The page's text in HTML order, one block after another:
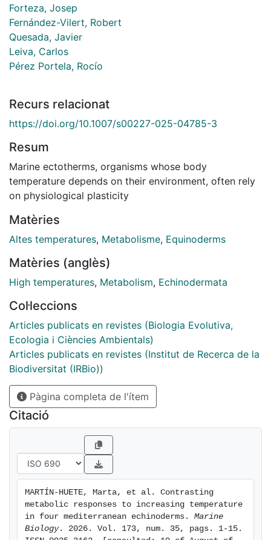
Forteza, Josep
Fernández-Vilert, Robert
Quesada, Javier
Leiva, Carlos
Pérez Portela, Rocío
Recurs relacionat
https://doi.org/10.1007/s00227-025-04785-3
Resum
Marine ectotherms, organisms whose body
temperature depends on their environment, often rely
on physiological plasticity
to withstand rapid temperature increases when
behavioural adjustments are insufficient. Despite
extensive research
on thermal tolerance, gaps remain in understanding
species- and population-level metabolic responses to
acute thermal
stress, particularly in rapidly warming regions like the
Mediterranean Sea. This study assessed metabolic
responses to
distinct thermal affinities but overlapping distributions
in the Western
Mediterranean: the sea urchins Arbacia lixula
(subtropical) and Paracentrotus lividus (temperate-
cold), and the brittle
stars Ophiothrix sp. II (temperate) and Ophiocomina
nigra (temperate-cold). Oxygen consumption, used as
a proxy for
Matèries
Altes temperatures, Metabolisme, Equinoderms
Matèries (anglès)
High temperatures, Metabolism, Echinodermata
Col·leccions
Articles publicats en revistes (Biologia Evolutiva,
Ecologia i Ciències Ambientals)
Articles publicats en revistes (Institut de Recerca de la
Biodiversitat (IRBio))
Pàgina completa de l'ítem
Citació
MARTÍN-HUETE, Marta, et al. Contrasting
metabolic responses to increasing temperature
in four mediterranean echinoderms. Marine
Biology. 2026. Vol. 173, num. 35, pags. 1-15.